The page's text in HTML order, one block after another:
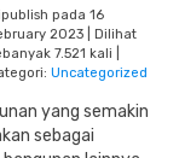
pada 16
2023 | Dilihat
7.521 kali |
Uncategorized
yang semakin
sebagai